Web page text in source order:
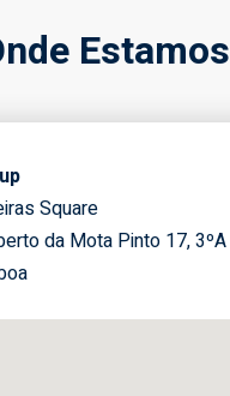
Estamos
Square
da Mota Pinto 17, 3ºA